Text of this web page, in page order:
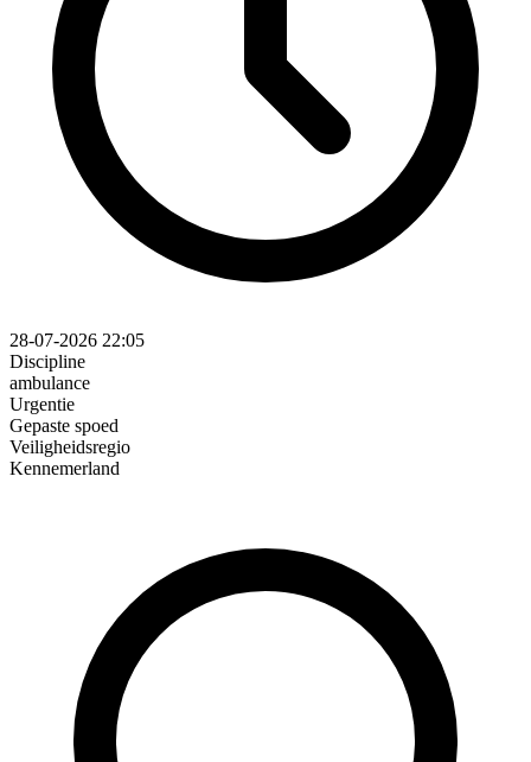
28-07-2026 22:05
Discipline
ambulance
Urgentie
Gepaste spoed
Veiligheidsregio
Kennemerland